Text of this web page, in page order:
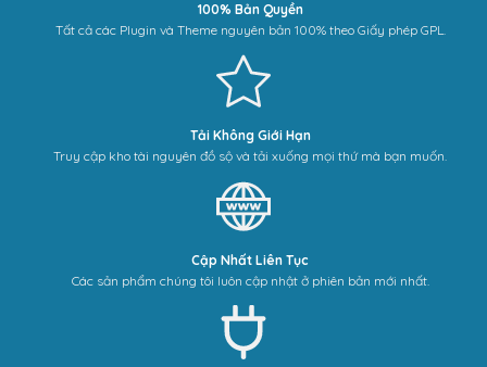
100% Bản Quyền
Tất cả các Plugin và Theme nguyên bản 100% theo Giấy phép GPL.
Tải Không Giới Hạn
Truy cập kho tài nguyên đồ sộ và tải xuống mọi thứ mà bạn muốn.
Cập Nhất Liên Tục
Các sản phẩm chúng tôi luôn cập nhật ở phiên bản mới nhất.